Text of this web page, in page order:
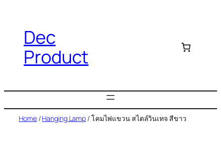
Dec
Product
Home/Hanging Lamp / โคมไฟแขวน สไตล์วินเทจ สีขาว